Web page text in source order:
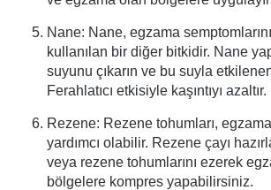
Nane: Nane, egzama
kullanılan bir diğer bitkidir. Nane
suyunu çıkarın ve bu suyla
Ferahlatıcı etkisiyle kaşıntıyı azaltır.
Rezene: Rezene tohumları,
yardımcı olabilir. Rezene çayı
veya rezene tohumlarını ezerek
bölgelere kompres yapabilirsiniz.